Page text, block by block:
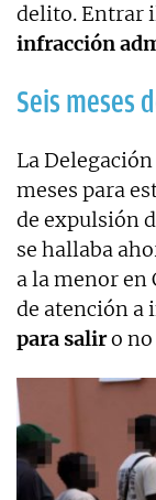
delito. Entrar
infracción
Seis meses
La
meses para
de expulsión
se hallaba
a la menor en
de atención a
para saliro no